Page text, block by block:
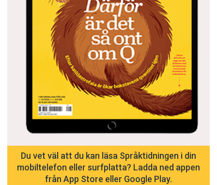
Du vet väl att du kan läsa Språktidningen i din
mobiltelefon eller surfplatta? Ladda ned appen
från App Store eller Google Play.